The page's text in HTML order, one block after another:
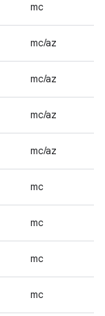
mc
mc/az
mc/az
mc/az
mc/az
mc
mc
mc
mc